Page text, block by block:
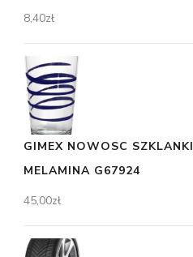
8,40zł
GIMEX NOWOSC
MELAMINA G67924
45,00zł